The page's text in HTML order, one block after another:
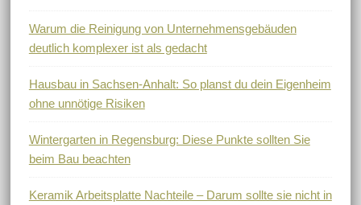
Warum die Reinigung von Unternehmensgebäuden
deutlich komplexer ist als gedacht
Hausbau in Sachsen-Anhalt: So planst du dein Eigenheim
ohne unnötige Risiken
Wintergarten in Regensburg: Diese Punkte sollten Sie
beim Bau beachten
Keramik Arbeitsplatte Nachteile – Darum sollte sie nicht in